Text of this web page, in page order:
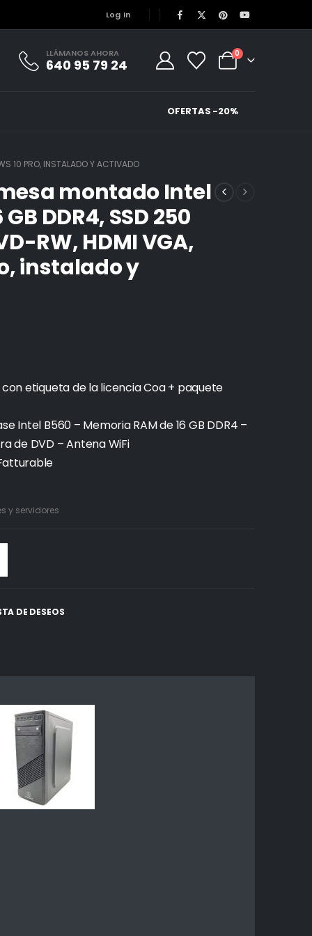
Log In
LLÁMANOS AHORA
640 95 79 24
0
OFERTAS -20%
10 PRO, INSTALADO Y ACTIVADO
montado Intel
DDR4, SSD 250
RW, HDMI VGA,
instalado y
etiqueta de la licencia Coa + paquete
Intel B560 – Memoria RAM de 16 GB DDR4 –
de DVD – Antena WiFi
y servidores
DE DESEOS